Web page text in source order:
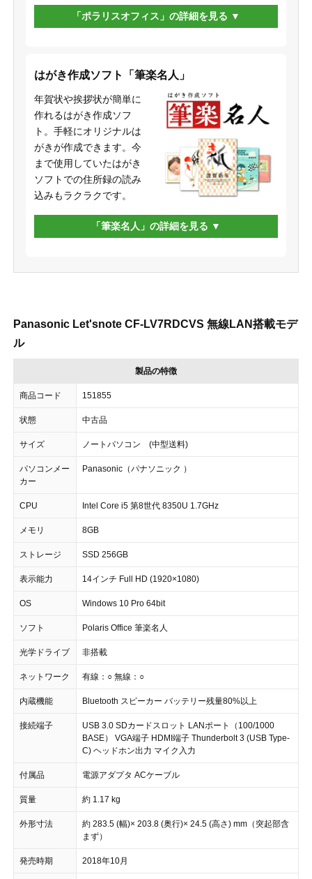
「ポラリスオフィス」の詳細を見る
はがき作成ソフト「筆楽名人」
年賀状や挨拶状が簡単に
作れるはがき作成ソフ
ト。手軽にオリジナルは
がきが作成できます。今
まで使用していたはがき
ソフトでの住所録の読み
込みもラクラクです。
「筆楽名人」の詳細を見る
Panasonic Let'snote CF-LV7RDCVS 無線LAN搭載モデ
ル
製品の特徴
商品コード 151855
状態 中古品
サイズ ノートパソコン (中型送料)
パソコンメー
カー
Panasonic（パナソニック ）
CPU Intel Core i5 第8世代 8350U 1.7GHz
メモリ 8GB
ストレージ SSD 256GB
表示能力 14インチ Full HD (1920×1080)
OS Windows 10 Pro 64bit
ソフト Polaris Office 筆楽名人
光学ドライブ 非搭載
ネットワーク 有線：○ 無線：○
内蔵機能 Bluetooth スピーカー バッテリー残量80%以上
接続端子
USB 3.0 SDカードスロット LANポート（100/1000
BASE） VGA端子 HDMI端子 Thunderbolt 3 (USB Type-
C) ヘッドホン出力 マイク入力
付属品 電源アダプタ ACケーブル
質量 約 1.17 kg
外形寸法
約 283.5 (幅)× 203.8 (奥行)× 24.5 (高さ) mm（突起部含
まず）
発売時期 2018年10月